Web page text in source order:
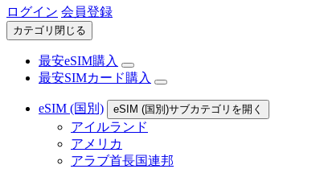
ログイン 会員登録
カテゴリ閉じる
最安eSIM購入
最安SIMカード購入
eSIM (国別) eSIM (国別)サブカテゴリを開く
アイルランド
アメリカ
アラブ首長国連邦